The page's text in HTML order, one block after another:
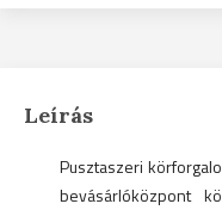
Leírás
Pusztaszeri
bevásárlóközpont